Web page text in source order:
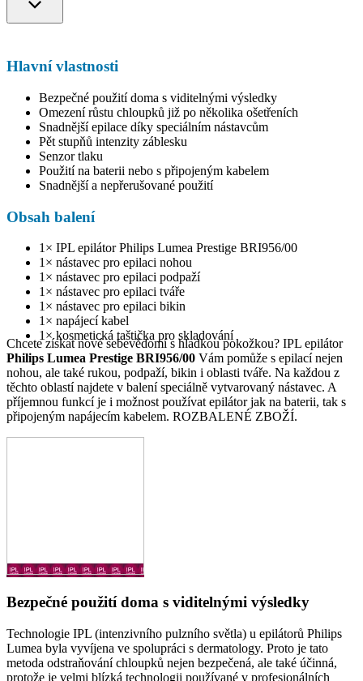
Hlavní vlastnosti
Bezpečné použití doma s viditelnými výsledky
Omezení růstu chloupků již po několika ošetřeních
Snadnější epilace díky speciálním nástavcům
Pět stupňů intenzity záblesku
Senzor tlaku
Použití na baterii nebo s připojeným kabelem
Snadnější a nepřerušované použití
Obsah balení
1× IPL epilátor Philips Lumea Prestige BRI956/00
1× nástavec pro epilaci nohou
1× nástavec pro epilaci podpaží
1× nástavec pro epilaci tváře
1× nástavec pro epilaci bikin
1× napájecí kabel
1× kosmetická taštička pro skladování
Chcete získat nové sebevědomí s hladkou pokožkou? IPL epilátor
Philips Lumea Prestige BRI956/00 Vám pomůže s epilací nejen
nohou, ale také rukou, podpaží, bikin i oblasti tváře. Na každou z
těchto oblastí najdete v balení speciálně vytvarovaný nástavec. A
příjemnou funkcí je i možnost používat epilátor jak na baterii, tak s
připojeným napájecím kabelem. ROZBALENÉ ZBOŽÍ.
Bezpečné použití doma s viditelnými výsledky
Technologie IPL (intenzivního pulzního světla) u epilátorů Philips
Lumea byla vyvíjena ve spolupráci s dermatology. Proto je tato
metoda odstraňování chloupků nejen bezpečená, ale také účinná,
protože je velmi blízká technologii používané v profesionálních